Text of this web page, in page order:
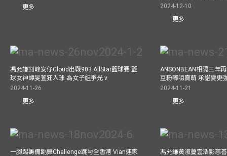
更多
2024-12-10
更多
馮允謙釗峰安仔Cloud出戰903 AllStar籃球賽 籃
球女神譚旻萱狂入球 為女子組爭光 v
2024-11-26
更多
ANSONBEAN相隔三年
豆粉嘟咀賣萌 承諾變更
2024-11-21
更多
一腳踢籌備跳舞Challenge跳勻全香港 Vian連家
馮允謙黃淑蔓雲浩影慈